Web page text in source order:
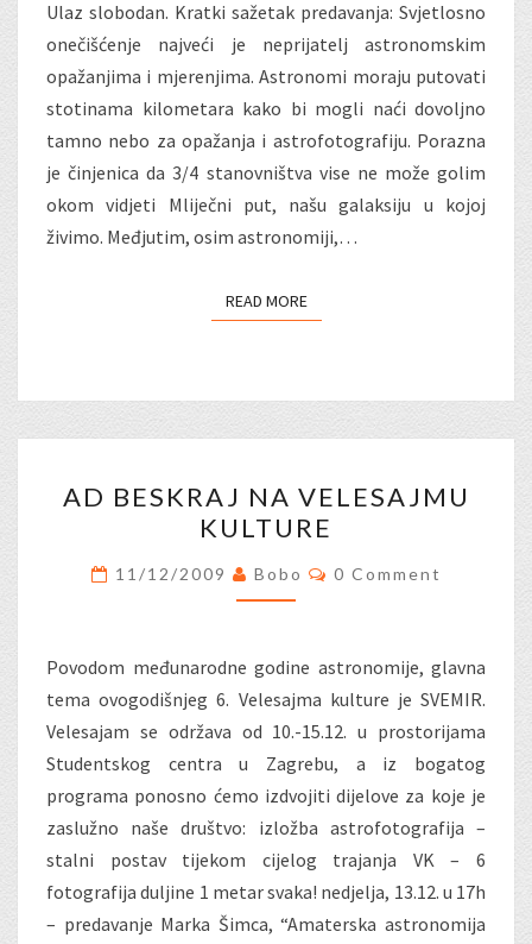
Ulaz slobodan. Kratki sažetak predavanja: Svjetlosno
onečišćenje najveći je neprijatelj astronomskim
opažanjima i mjerenjima. Astronomi moraju putovati
stotinama kilometara kako bi mogli naći dovoljno
tamno nebo za opažanja i astrofotografiju. Porazna
je činjenica da 3/4 stanovništva vise ne može golim
okom vidjeti Mliječni put, našu galaksiju u kojoj
živimo. Međjutim, osim astronomiji,…
READ MOREREAD MORE
BESKRAJ
NA
VELESAJMU
KULTURE
AD BESKRAJ NA VELESAJMU
KULTURE
11/12/2009 Bobo Comments
0 Comment
Povodom međunarodne godine astronomije, glavna
tema ovogodišnjeg 6. Velesajma kulture je SVEMIR.
Velesajam se održava od 10.-15.12. u prostorijama
Studentskog centra u Zagrebu, a iz bogatog
programa ponosno ćemo izdvojiti dijelove za koje je
zaslužno naše društvo: izložba astrofotografija –
stalni postav tijekom cijelog trajanja VK – 6
fotografija duljine 1 metar svaka! nedjelja, 13.12. u 17h
– predavanje Marka Šimca, “Amaterska astronomija